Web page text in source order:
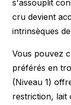
s'assouplit
cru devient
intrinsèques
Vous pouvez
préférés en
(Niveau 1)
restriction, lait